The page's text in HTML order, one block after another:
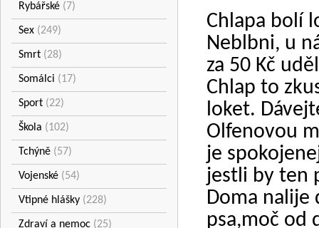
Rybářské (7)
Sex (249)
Smrt (28)
Somálci (17)
Sport (22)
Škola (102)
Tchýně (57)
Vojenské (54)
Vtipné hlášky (228)
Zdraví a nemoc (25)
Chlapa bolí
Neblbni, u
za 50 Kč
Chlap to
loket.
Olfenovou
je
jestli by ten
Doma nalije
psa,moč od